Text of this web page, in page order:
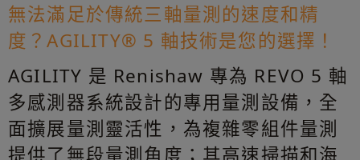
無法滿足於傳統三軸量測的速度和精
度？AGILITY® 5 軸技術是您的選擇！
AGILITY 是 Renishaw 專為 REVO 5 軸
多感測器系統設計的專用量測設備，全
面擴展量測靈活性，為複雜零組件量測
提供了無段量測角度；其高速掃描和海